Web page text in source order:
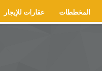
عقارات للإيجار المخططات